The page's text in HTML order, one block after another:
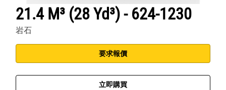
21.4 M³ (28 Yd³) - 624-1230
岩石
要求報價
立即購買